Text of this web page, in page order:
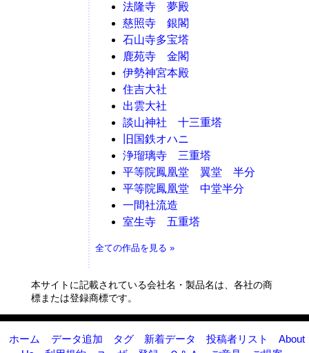
法隆寺 夢殿
慈照寺 銀閣
石山寺多宝塔
鹿苑寺 金閣
伊勢神宮本殿
住吉大社
出雲大社
談山神社 十三重塔
旧国鉄オハニ
浄瑠璃寺 三重塔
平等院鳳凰堂 翼堂 半分
平等院鳳凰堂 中堂半分
一間社流造
室生寺 五重塔
全ての作品を見る »
本サイトに記載されている会社名・製品名は、各社の商
標または登録商標です。
ホーム データ追加 タグ 新着データ 投稿者リスト
About